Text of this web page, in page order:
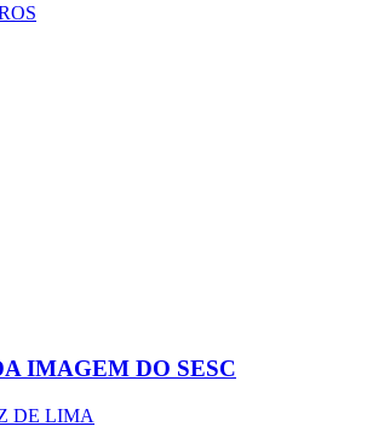
IMAGEM DO SESC
DE LIMA